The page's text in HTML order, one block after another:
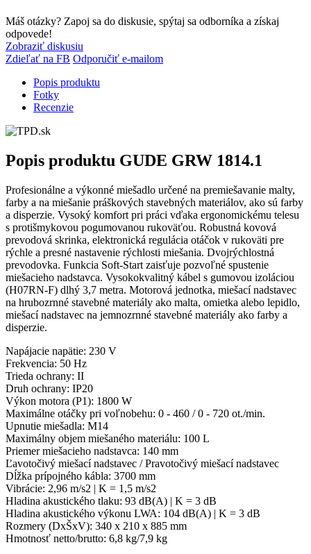
Máš otázky? Zapoj sa do diskusie, spýtaj sa odborníka a získaj
odpovede!
Zobraziť diskusiu
Zdieľať na FB Odporučiť e-mailom
Popis produktu
Fotky
Recenzie
Popis produktu GUDE GRW 1814.1
Profesionálne a výkonné miešadlo určené na premiešavanie malty,
farby a na miešanie práškových stavebných materiálov, ako sú farby
a disperzie. Vysoký komfort pri práci vďaka ergonomickému telesu
s protišmykovou pogumovanou rukoväťou. Robustná kovová
prevodová skrinka, elektronická regulácia otáčok v rukoväti pre
rýchle a presné nastavenie rýchlosti miešania. Dvojrýchlostná
prevodovka. Funkcia Soft-Start zaisťuje pozvoľné spustenie
miešacieho nadstavca. Vysokokvalitný kábel s gumovou izoláciou
(H07RN-F) dlhý 3,7 metra. Motorová jednotka, miešací nadstavec
na hrubozrnné stavebné materiály ako malta, omietka alebo lepidlo,
miešací nadstavec na jemnozrnné stavebné materiály ako farby a
disperzie.
Napájacie napätie: 230 V
Frekvencia: 50 Hz
Trieda ochrany: II
Druh ochrany: IP20
Výkon motora (P1): 1800 W
Maximálne otáčky pri voľnobehu: 0 - 460 / 0 - 720 ot./min.
Upnutie miešadla: M14
Maximálny objem miešaného materiálu: 100 L
Priemer miešacieho nadstavca: 140 mm
Ľavotočivý miešací nadstavec / Pravotočivý miešací nadstavec
Dĺžka prípojného kábla: 3700 mm
Vibrácie: 2,96 m/s2 | K = 1,5 m/s2
Hladina akustického tlaku: 93 dB(A) | K = 3 dB
Hladina akustického výkonu LWA: 104 dB(A) | K = 3 dB
Rozmery (DxŠxV): 340 x 210 x 885 mm
Hmotnosť netto/brutto: 6,8 kg/7,9 kg